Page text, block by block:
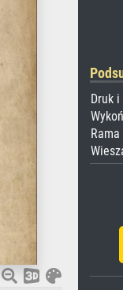
Druk